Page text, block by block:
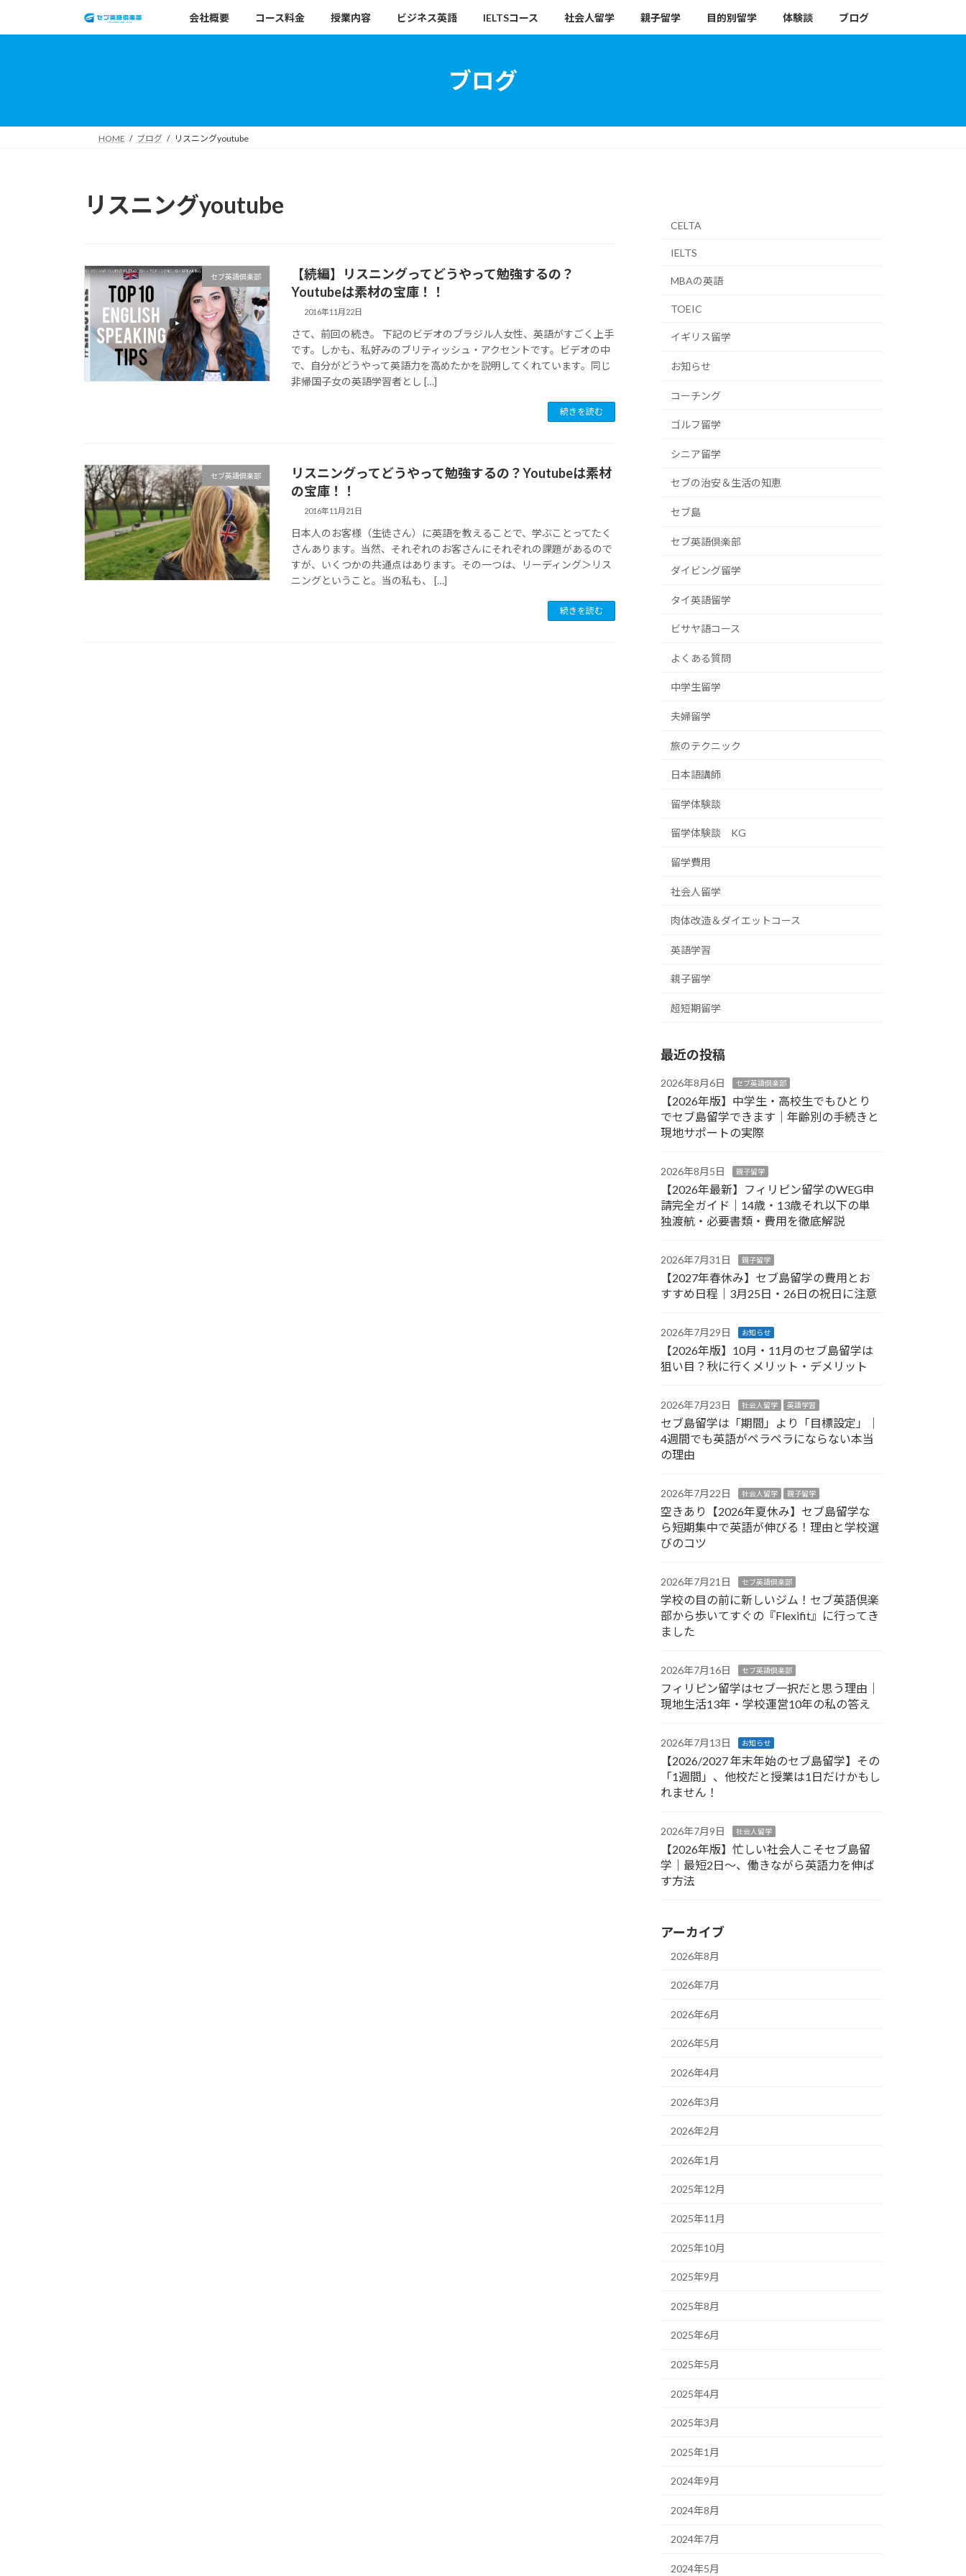
キ
に
会社概要 コース料金 授業内容 ビジネス英語 IELTSコース 社会人留学 親子留学 目的別留学 体験談 ブログ
ブログ
HOME ブログ リスニングyoutube
リスニングyoutube
セブ英語倶楽部
【続編】リスニングってどうやって勉強するの？
Youtubeは素材の宝庫！！
2016年11月22日
さて、前回の続き。 下記のビデオのブラジル人女性、英語がすごく上手
です。しかも、私好みのブリティッシュ・アクセントです。ビデオの中
で、自分がどうやって英語力を高めたかを説明してくれています。同じ
非帰国子女の英語学習者とし […]
続きを読む
セブ英語倶楽部
リスニングってどうやって勉強するの？Youtubeは素材
の宝庫！！
2016年11月21日
日本人のお客様（生徒さん）に英語を教えることで、学ぶことってたく
さんあります。当然、それぞれのお客さんにそれぞれの課題があるので
すが、いくつかの共通点はあります。その一つは、リーディング＞リス
ニングということ。当の私も、 […]
続きを読む
CELTA
IELTS
MBAの英語
TOEIC
イギリス留学
お知らせ
コーチング
ゴルフ留学
シニア留学
セブの治安＆生活の知恵
セブ島
セブ英語倶楽部
ダイビング留学
タイ英語留学
ビサヤ語コース
よくある質問
中学生留学
夫婦留学
旅のテクニック
日本語講師
留学体験談
留学体験談 KG
留学費用
社会人留学
肉体改造＆ダイエットコース
英語学習
親子留学
超短期留学
最近の投稿
2026年8月6日 セブ英語倶楽部
【2026年版】中学生・高校生でもひとり
でセブ島留学できます｜年齢別の手続きと
現地サポートの実際
2026年8月5日 親子留学
【2026年最新】フィリピン留学のWEG申
請完全ガイド｜14歳・13歳それ以下の単
独渡航・必要書類・費用を徹底解説
2026年7月31日 親子留学
【2027年春休み】セブ島留学の費用とお
すすめ日程｜3月25日・26日の祝日に注意
2026年7月29日 お知らせ
【2026年版】10月・11月のセブ島留学は
狙い目？秋に行くメリット・デメリット
2026年7月23日 社会人留学 英語学習
セブ島留学は「期間」より「目標設定」｜
4週間でも英語がペラペラにならない本当
の理由
2026年7月22日 社会人留学 親子留学
空きあり【2026年夏休み】セブ島留学な
ら短期集中で英語が伸びる！理由と学校選
びのコツ
2026年7月21日 セブ英語倶楽部
学校の目の前に新しいジム！セブ英語倶楽
部から歩いてすぐの『Flexifit』に行ってき
ました
2026年7月16日 セブ英語倶楽部
フィリピン留学はセブ一択だと思う理由｜
現地生活13年・学校運営10年の私の答え
2026年7月13日 お知らせ
【2026/2027 年末年始のセブ島留学】その
「1週間」、他校だと授業は1日だけかもし
れません！
2026年7月9日 社会人留学
【2026年版】忙しい社会人こそセブ島留
学｜最短2日〜、働きながら英語力を伸ば
す方法
アーカイブ
2026年8月
2026年7月
2026年6月
2026年5月
2026年4月
2026年3月
2026年2月
2026年1月
2025年12月
2025年11月
2025年10月
2025年9月
2025年8月
2025年6月
2025年5月
2025年4月
2025年3月
2025年1月
2024年9月
2024年8月
2024年7月
2024年5月